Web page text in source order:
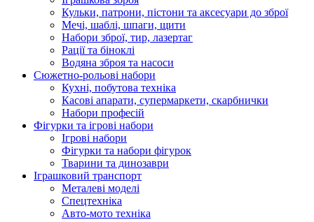
Кульки, патрони, пістони та аксесуари до зброї
Мечі, шаблі, шпаги, щити
Набори зброї, тир, лазертаг
Рації та біноклі
Водяна зброя та насоси
Сюжетно-рольові набори
Кухні, побутова техніка
Касові апарати, супермаркети, скарбнички
Набори професій
Фігурки та ігрові набори
Ігрові набори
Фігурки та набори фігурок
Тварини та динозаври
Іграшковий транспорт
Металеві моделі
Спецтехніка
Авто-мото техніка